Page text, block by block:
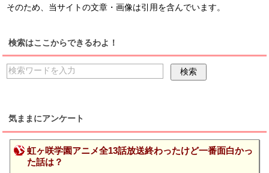
そのため、当サイトの文章・画像は引用を含んでいます。
検索はここからできるわよ！
気ままにアンケート
虹ヶ咲学園アニメ全13話放送終わったけど一番面白かっ
た話は？